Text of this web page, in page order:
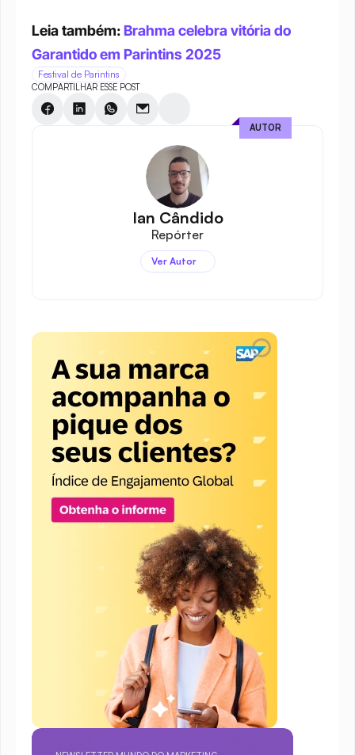
Leia também: Brahma celebra vitória do
Garantido em Parintins 2025
Festival de Parintins
COMPARTILHAR ESSE POST
Ian Cândido
Repórter
Ver Autor
AUTOR